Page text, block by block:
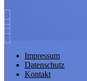
Impressum
Datenschutz
Kontakt